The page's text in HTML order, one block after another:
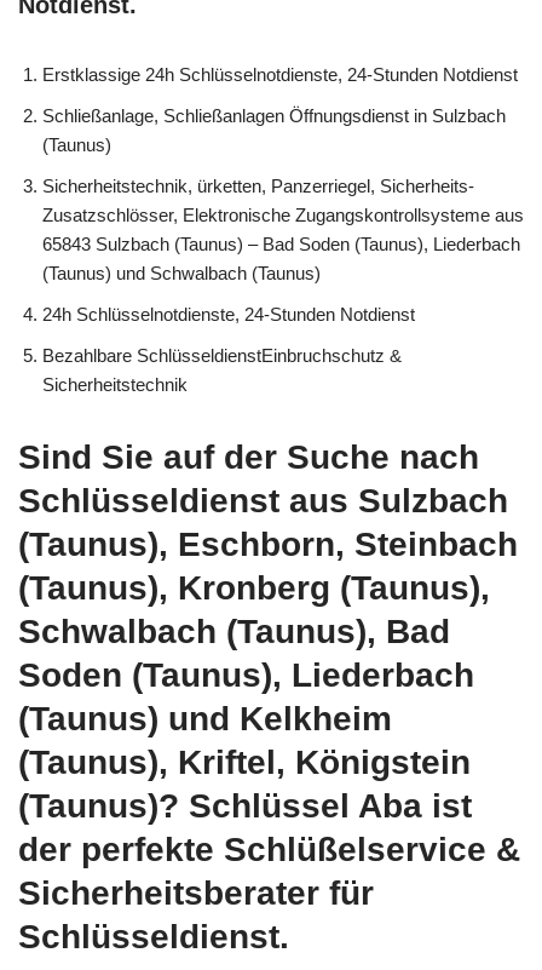
Erstklassige 24h Schlüsselnotdienste, 24-Stunden Notdienst
Schließanlage, Schließanlagen Öffnungsdienst in Sulzbach
(Taunus)
Sicherheitstechnik, ürketten, Panzerriegel, Sicherheits-
Zusatzschlösser, Elektronische Zugangskontrollsysteme aus
65843 Sulzbach (Taunus) – Bad Soden (Taunus), Liederbach
(Taunus) und Schwalbach (Taunus)
24h Schlüsselnotdienste, 24-Stunden Notdienst
Bezahlbare SchlüsseldienstEinbruchschutz &
Sicherheitstechnik
Sind Sie auf der Suche nach
Schlüsseldienst aus Sulzbach
(Taunus), Eschborn, Steinbach
(Taunus), Kronberg (Taunus),
Schwalbach (Taunus), Bad
Soden (Taunus), Liederbach
(Taunus) und Kelkheim
(Taunus), Kriftel, Königstein
(Taunus)? Schlüssel Aba ist
der perfekte Schlüßelservice &
Sicherheitsberater für
Schlüsseldienst.